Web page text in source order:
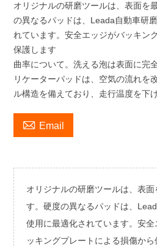
オリジナルの研磨ツールは、表面を
の異なるパッドは、Leada自動車研
れています。安全エッジがバッキン
保護します
曲率について。洗える泡は表面に完
リケーターパッドは、空気の流れを
ル構造を備えており、走行温度を下
 Email
オリジナルの研磨ツールは、表面
す。硬度の異なるパッドは、
使用に最適化されています。安
ッキングプレートによる損傷か